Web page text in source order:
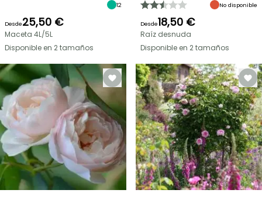
12
Desde25,50 €
Maceta 4L/5L
Disponible en 2 tamaños
No disponible
Desde18,50 €
Raíz desnuda
Disponible en 2 tamaños